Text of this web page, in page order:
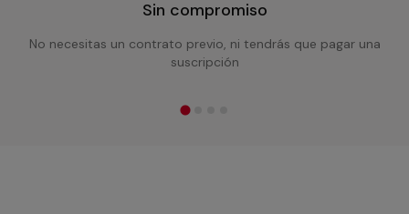
Sin compromiso
No necesitas un contrato previo, ni tendrás que pagar una
suscripción